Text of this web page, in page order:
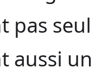
pas
aussi